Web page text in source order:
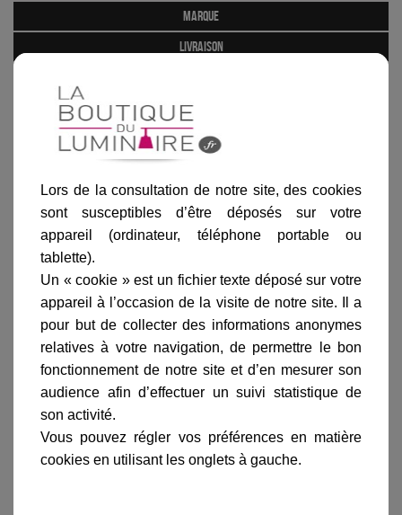
marque
livraison
avis clients
En savoir plus sur :Spot encastré Trimless rond-
La technologie utilisée pour la conception de cespot
encastrable
(GB2490956).
La fiche technique, la déclaration de conformité, les
instructions de montage, la classe énergétique et les
données photométriques de ce spot encastrable
sont disponibles sur simple demande après votre
demande par mail à l'adresse suivante :
contact@laboutiqueduluminaire.fr ou sur notre page
contact en suivant ce lien :
Service client
LaBoutiqueDuLuminaire.fr
Lors de la consultation de notre site, des cookies
sont susceptibles d’être déposés sur votre
appareil (ordinateur, téléphone portable ou
tablette).
Un « cookie » est un fichier texte déposé sur votre
appareil à l’occasion de la visite de notre site. Il a
pour but de collecter des informations anonymes
relatives à votre navigation, de permettre le bon
fonctionnement de notre site et d’en mesurer son
audience afin d’effectuer un suivi statistique de
son activité.
Vous pouvez régler vos préférences en matière
cookies en utilisant les onglets à gauche.